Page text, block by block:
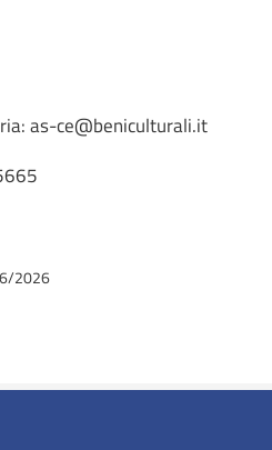
as-ce@beniculturali.it
2026